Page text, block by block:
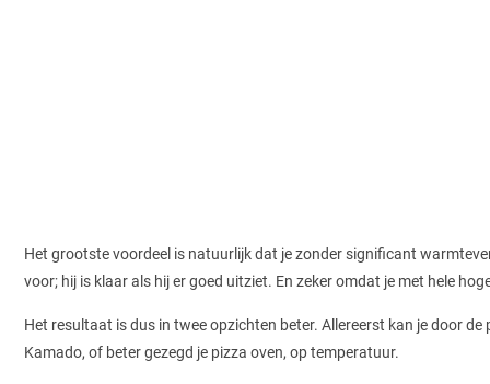
Het grootste voordeel is natuurlijk dat je zonder significant
voor; hij is klaar als hij er goed uitziet. En zeker omdat je met hele
Het resultaat is dus in twee opzichten beter. Allereerst kan je door
Kamado, of beter gezegd je pizza oven, op temperatuur.